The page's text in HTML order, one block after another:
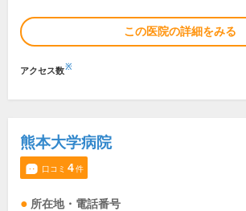
この医院の詳細をみる
アクセス数※
熊本大学病院
口コミ 4件
所在地・電話番号